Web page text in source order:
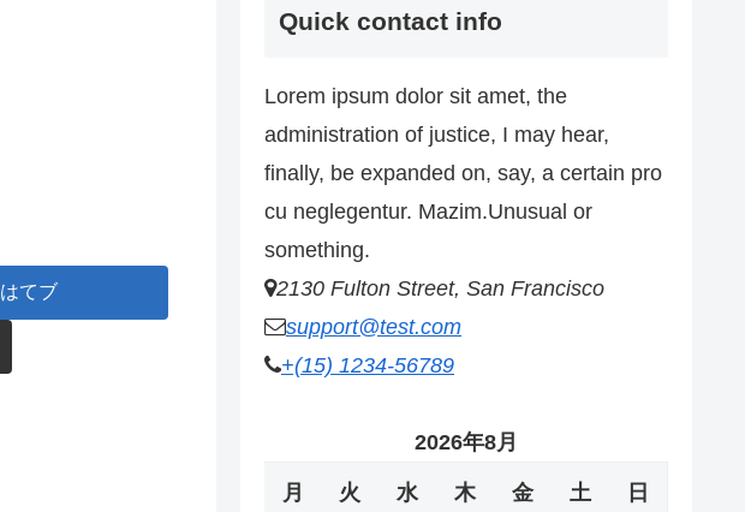
はてブ
Quick contact info
Lorem ipsum dolor sit amet, the
administration of justice, I may hear,
finally, be expanded on, say, a certain pro
cu neglegentur. Mazim.Unusual or
something.
2130 Fulton Street, San Francisco
support@test.com
+(15) 1234-56789
2026年8月
月 火 水 木 金 土 日